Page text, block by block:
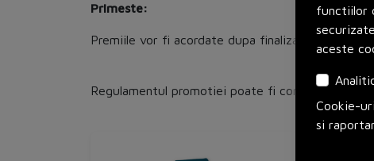
Primeste:
Premiile vor fi acordate dupa finalizarea campaniei.
Regulamentul promotiei poate fi consultat
functiilor
aceste
Cookie-
si